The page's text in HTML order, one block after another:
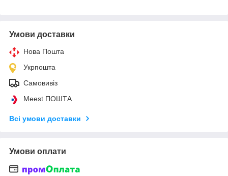
Умови доставки
Нова Пошта
Укрпошта
Самовивіз
Meest ПОШТА
Всі умови доставки
Умови оплати